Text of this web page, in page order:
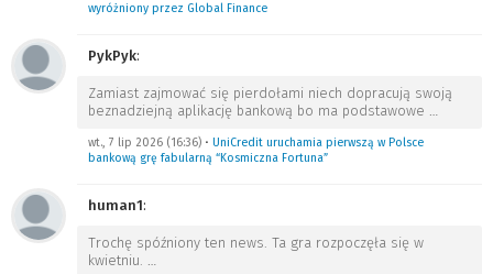
wyróżniony przez Global Finance
PykPyk:
Zamiast zajmować się pierdołami niech dopracują swoją
beznadziejną aplikację bankową bo ma podstawowe …
wt., 7 lip 2026 (16:36) • UniCredit uruchamia pierwszą w Polsce
bankową grę fabularną “Kosmiczna Fortuna”
human1:
Trochę spóźniony ten news. Ta gra rozpoczęła się w
kwietniu. …